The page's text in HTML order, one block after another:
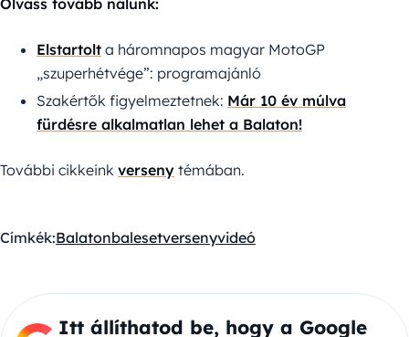
Olvass tovább nálunk:
Elstartolt a háromnapos magyar MotoGP
„szuperhétvége”: programajánló
Szakértők figyelmeztetnek: Már 10 év múlva
fürdésre alkalmatlan lehet a Balaton!
További cikkeink verseny témában.
Címkék:Balatonbalesetversenyvideó
Itt állíthatod be, hogy a Google